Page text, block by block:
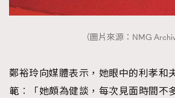
（圖片來源：NMG
鄭裕玲向媒體表示，她眼中的利孝和
範︰「她頗為健談，每次見面時間不